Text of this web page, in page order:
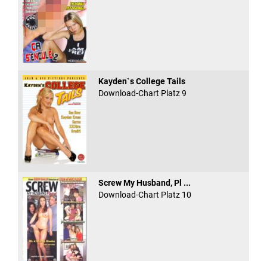
Kayden`s College Tails
Download-Chart Platz 9
Screw My Husband, Pl ...
Download-Chart Platz 10